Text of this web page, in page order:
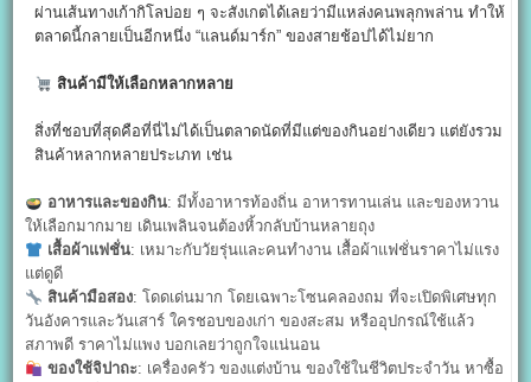
ผ่านเส้นทางเก้ากิโลบ่อย ๆ จะสังเกตได้เลยว่ามีแหล่งคนพลุกพล่าน ทำให้
ตลาดนี้กลายเป็นอีกหนึ่ง “แลนด์มาร์ก” ของสายช้อปได้ไม่ยาก
สินค้ามีให้เลือกหลากหลาย
สิ่งที่ชอบที่สุดคือที่นี่ไม่ได้เป็นตลาดนัดที่มีแต่ของกินอย่างเดียว แต่ยังรวม
สินค้าหลากหลายประเภท เช่น
อาหารและของกิน: มีทั้งอาหารท้องถิ่น อาหารทานเล่น และของหวาน
ให้เลือกมากมาย เดินเพลินจนต้องหิ้วกลับบ้านหลายถุง
เสื้อผ้าแฟชั่น: เหมาะกับวัยรุ่นและคนทำงาน เสื้อผ้าแฟชั่นราคาไม่แรง
แต่ดูดี
สินค้ามือสอง: โดดเด่นมาก โดยเฉพาะโซนคลองถม ที่จะเปิดพิเศษทุก
วันอังคารและวันเสาร์ ใครชอบของเก่า ของสะสม หรืออุปกรณ์ใช้แล้ว
สภาพดี ราคาไม่แพง บอกเลยว่าถูกใจแน่นอน
ของใช้จิปาถะ: เครื่องครัว ของแต่งบ้าน ของใช้ในชีวิตประจำวัน หาซื้อ